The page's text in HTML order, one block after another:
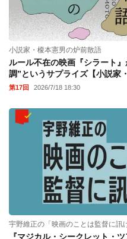
小説家・榎本憲男の炉前散語
ルール不在の映画『シラート
調”というサプライズ【小説家
第17回 2026/7/18 18:30
宇野維正の「映画のことは監督に訊
『マジカル・シークレット・